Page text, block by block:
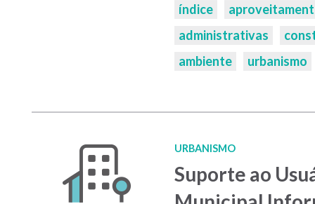
índice
administrativas
ambiente
urbanismo
URBANISMO
Suporte ao